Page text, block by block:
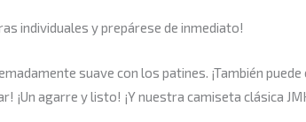
individuales y prepárese de inmediato!
suave con los patines. ¡También
¡Un agarre y listo! ¡Y nuestra camiseta clásica